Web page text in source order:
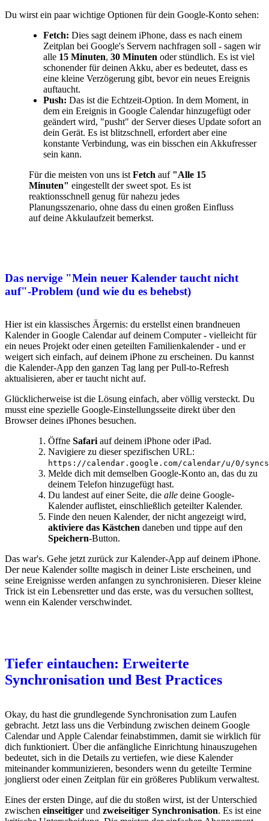
Du wirst ein paar wichtige Optionen für dein Google-Konto sehen:
Fetch: Dies sagt deinem iPhone, dass es nach einem
Zeitplan bei Google's Servern nachfragen soll - sagen wir
alle 15 Minuten, 30 Minuten oder stündlich. Es ist viel
schonender für deinen Akku, aber es bedeutet, dass es
eine kleine Verzögerung gibt, bevor ein neues Ereignis
auftaucht.
Push: Das ist die Echtzeit-Option. In dem Moment, in
dem ein Ereignis in Google Calendar hinzugefügt oder
geändert wird, "pusht" der Server dieses Update sofort an
dein Gerät. Es ist blitzschnell, erfordert aber eine
konstante Verbindung, was ein bisschen ein Akkufresser
sein kann.
Für die meisten von uns ist Fetch auf "Alle 15
Minuten" eingestellt der sweet spot. Es ist
reaktionsschnell genug für nahezu jedes
Planungsszenario, ohne dass du einen großen Einfluss
auf deine Akkulaufzeit bemerkst.
Das nervige "Mein neuer Kalender taucht nicht
auf"-Problem (und wie du es behebst)
Hier ist ein klassisches Ärgernis: du erstellst einen brandneuen
Kalender in Google Calendar auf deinem Computer - vielleicht für
ein neues Projekt oder einen geteilten Familienkalender - und er
weigert sich einfach, auf deinem iPhone zu erscheinen. Du kannst
die Kalender-App den ganzen Tag lang per Pull-to-Refresh
aktualisieren, aber er taucht nicht auf.
Glücklicherweise ist die Lösung einfach, aber völlig versteckt. Du
musst eine spezielle Google-Einstellungsseite direkt über den
Browser deines iPhones besuchen.
Öffne Safari auf deinem iPhone oder iPad.
Navigiere zu dieser spezifischen URL:
https://calendar.google.com/calendar/u/0/
Melde dich mit demselben Google-Konto an, das du zu
deinem Telefon hinzugefügt hast.
Du landest auf einer Seite, die alle deine Google-
Kalender auflistet, einschließlich geteilter Kalender.
Finde den neuen Kalender, der nicht angezeigt wird,
aktiviere das Kästchen daneben und tippe auf den
Speichern-Button.
Das war's. Gehe jetzt zurück zur Kalender-App auf deinem iPhone.
Der neue Kalender sollte magisch in deiner Liste erscheinen, und
seine Ereignisse werden anfangen zu synchronisieren. Dieser kleine
Trick ist ein Lebensretter und das erste, was du versuchen solltest,
wenn ein Kalender verschwindet.
Tiefer eintauchen: Erweiterte
Synchronisation und Best Practices
Okay, du hast die grundlegende Synchronisation zum Laufen
gebracht. Jetzt lass uns die Verbindung zwischen deinem Google
Calendar und Apple Calendar feinabstimmen, damit sie wirklich für
dich funktioniert. Über die anfängliche Einrichtung hinauszugehen
bedeutet, sich in die Details zu vertiefen, wie diese Kalender
miteinander kommunizieren, besonders wenn du geteilte Termine
jonglierst oder einen Zeitplan für ein größeres Publikum verwaltest.
Eines der ersten Dinge, auf die du stoßen wirst, ist der Unterschied
zwischen einseitiger und zweiseitiger Synchronisation. Es ist eine